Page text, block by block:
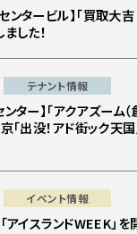
ンタービル】「買取
した！
テナント情報
ター】「アクアズーム
「出没！アド街ック天
イベント情報
アイスランドWEEK」を